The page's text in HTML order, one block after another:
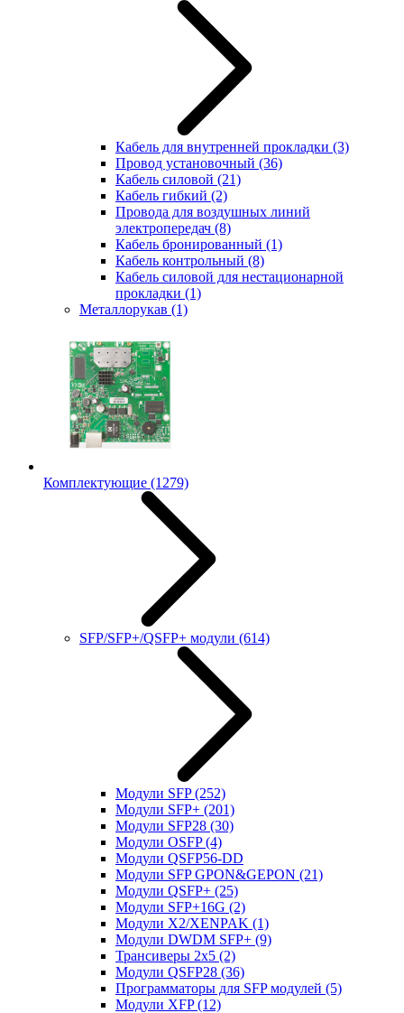
Кабель для внутренней прокладки (3)
Провод установочный (36)
Кабель силовой (21)
Кабель гибкий (2)
Провода для воздушных линий
электропередач (8)
Кабель бронированный (1)
Кабель контрольный (8)
Кабель силовой для нестационарной
прокладки (1)
Металлорукав (1)
Комплектующие (1279)
SFP/SFP+/QSFP+ модули (614)
Модули SFP(252)
Модули SFP+ (201)
Модули SFP28 (30)
Модули OSFP(4)
Модули QSFP56-DD
Модули SFP GPON&GEPON (21)
Модули QSFP+ (25)
Модули SFP+16G (2)
Модули X2/XENPAK (1)
Модули DWDM SFP+ (9)
Трансиверы 2x5 (2)
Модули QSFP28 (36)
Программаторы для SFP модулей (5)
Модули XFP(12)